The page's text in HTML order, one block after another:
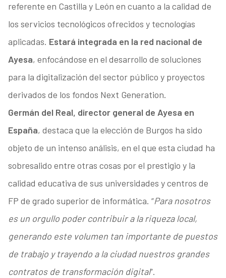
referente en Castilla y León en cuanto a la calidad de
los servicios tecnológicos ofrecidos y tecnologías
aplicadas. Estará integrada en la red nacional de
Ayesa, enfocándose en el desarrollo de soluciones
para la digitalización del sector público y proyectos
derivados de los fondos Next Generation.
Germán del Real, director general de Ayesa en
España, destaca que la elección de Burgos ha sido
objeto de un intenso análisis, en el que esta ciudad ha
sobresalido entre otras cosas por el prestigio y la
calidad educativa de sus universidades y centros de
FP de grado superior de informática. “Para nosotros
es un orgullo poder contribuir a la riqueza local,
generando este volumen tan importante de puestos
de trabajo y trayendo a la ciudad nuestros grandes
contratos de transformación digital”.